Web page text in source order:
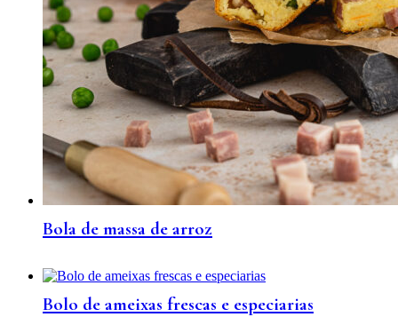
Bola de massa de arroz
Bolo de ameixas frescas e especiarias